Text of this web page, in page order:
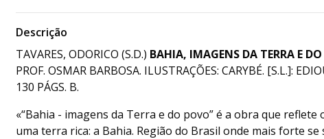
Descrição
TAVARES, ODORICO (S.D.) BAHIA, IMAGENS DA TERRA E
PROF. OSMAR BARBOSA. ILUSTRAÇÕES: CARYBÉ. [S.L.]:
130 PÁGS. B.
«“Bahia - imagens da Terra e do povo” é a obra que
uma terra rica: a Bahia. Região do Brasil onde mais forte